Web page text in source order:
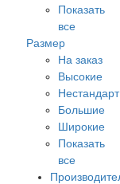
Показать
все
Размер
На заказ
Высокие
Большие
Широкие
Показать
все